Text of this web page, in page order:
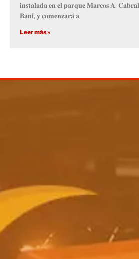
𝐢𝐧𝐬𝐭𝐚𝐥𝐚𝐝𝐚 𝐞𝐧 𝐞𝐥 𝐩𝐚𝐫𝐪𝐮𝐞 𝐌𝐚𝐫𝐜𝐨𝐬 𝐀.
𝐁𝐚𝐧𝐢́, 𝐲 𝐜𝐨𝐦𝐞𝐧𝐳𝐚𝐫𝐚́ 𝐚
Leer más »